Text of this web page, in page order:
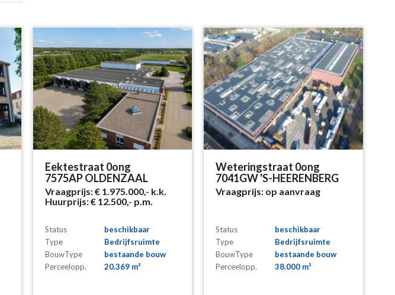
Eektestraat 0ong
7575AP OLDENZAAL
Vraagprijs:€ 1.975.000,- k.k.
Huurprijs:€ 12.500,- p.m.
Status
beschikbaar
Type
Bedrijfsruimte
BouwType
bestaande bouw
Perceelopp.
20.369 m²
Weteringstraat 0ong
7041GW 'S-HEERENBERG
Vraagprijs: op aanvraag
Status
beschikbaar
Type
Bedrijfsruimte
BouwType
bestaande bouw
Perceelopp.
38.000 m²